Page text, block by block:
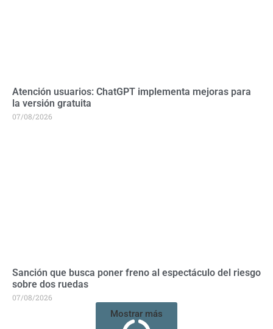
Atención usuarios: ChatGPT implementa mejoras para
la versión gratuita
07/08/2026
Sanción que busca poner freno al espectáculo del riesgo
sobre dos ruedas
07/08/2026
Mostrar más